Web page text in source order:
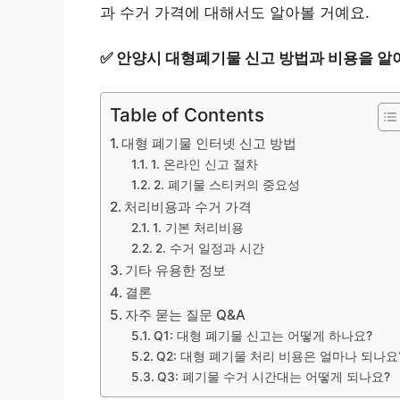
과 수거 가격에 대해서도 알아볼 거예요.
✅ 안양시 대형폐기물 신고 방법과 비용을 알
Table of Contents
대형 폐기물 인터넷 신고 방법
1. 온라인 신고 절차
2. 폐기물 스티커의 중요성
처리비용과 수거 가격
1. 기본 처리비용
2. 수거 일정과 시간
기타 유용한 정보
결론
자주 묻는 질문 Q&A
Q1: 대형 폐기물 신고는 어떻게 하나요?
Q2: 대형 폐기물 처리 비용은 얼마나 되나요
Q3: 폐기물 수거 시간대는 어떻게 되나요?